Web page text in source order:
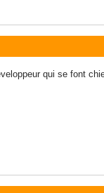
qui se font